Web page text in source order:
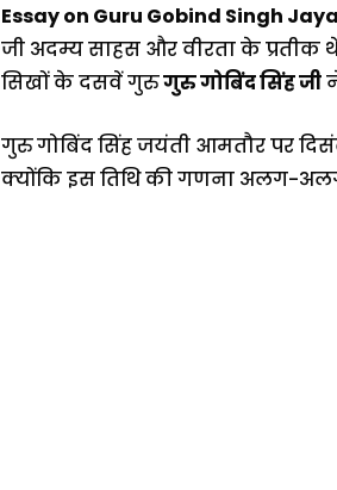
Essay on Guru Gobind Singh
जी अदम्य साहस और वीरता के
सिखों के दसवें गुरुगुरु गोबिंद सिंह जी
गुरु गोबिंद सिंह जयंती आमतौर पर
क्योंकि इस तिथि की गणना अलग-